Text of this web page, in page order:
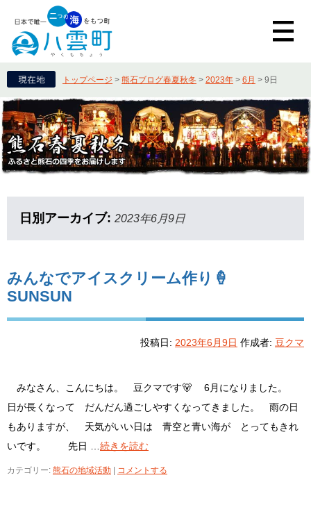
トップページ > 熊石ブログ春夏秋冬 > 2023年 > 6月 > 9日
日別アーカイブ: 2023年6月9日
みんなでアイスクリーム作り🍦
SUNSUN
投稿日: 2023年6月9日 作成者: 豆クマ
みなさん、こんにちは。 豆クマです🐻 6月になりました。
日が長くなって だんだん過ごしやすくなってきました。 雨の日
もありますが、 天気がいい日は 青空と青い海が とってもきれ
いです。 先日 … 続きを読む
カテゴリー: 熊石の地域活動 コメントする